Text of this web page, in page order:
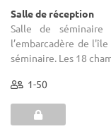
Salle de réception
Salle de
l’embarcadère de
séminaire. Les 18
1-50